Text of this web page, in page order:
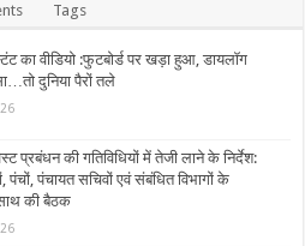
Tags
का वीडियो :फुटबोर्ड पर खड़ा हुआ, डायलॉग
दुनिया पैरों तले
प्रबंधन की गतिविधियों में तेजी लाने के निर्देश:
पंचों, पंचायत सचिवों एवं संबंधित विभागों के
की बैठक